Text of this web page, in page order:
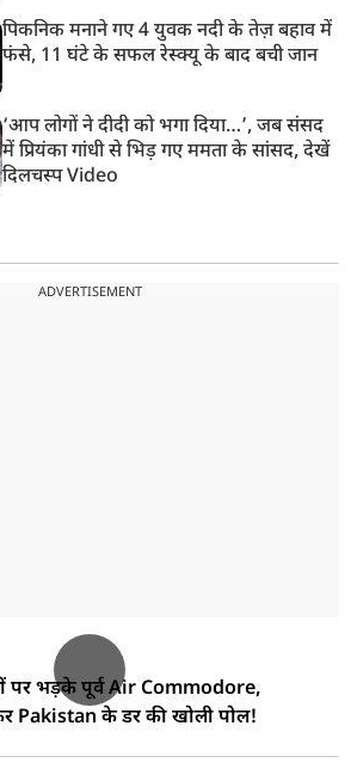
पिकनिक मनाने गए 4 युवक नदी के तेज़ बहाव में
फंसे, 11 घंटे के सफल रेस्क्यू के बाद बची जान
‘आप लोगों ने दीदी को भगा दिया…’, जब संसद
में प्रियंका गांधी से भिड़ गए ममता के सांसद, देखें
दिलचस्प Video
ADVERTISEMENT
पर भड़के पूर्व Air Commodore,
Pakistan के डर की खोली पोल!